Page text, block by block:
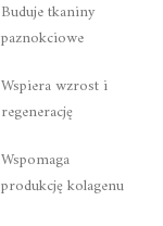
Buduje tkaniny
paznokciowe
Wspiera wzrost i
regenerację
Wspomaga
produkcję kolagenu